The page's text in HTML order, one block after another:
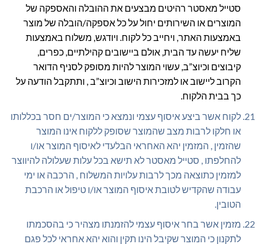
סטייל מאסטר רהיטים מבצעים את ההובלה והאספקה של
המוצרים או השירותים יחול על כל אספקה/הובלה של מוצר
באמצעות האתר, ויחייב כל לקוח. ויודגש, משלוח באמצעות
שליח יעשה עד הבית, אולם ביישובים קהילתיים, כפרים,
קיבוצים וכיוצ”ב, עשוי המוצר להיות מסופק לסניף הדואר
הקרוב ליישוב או למזכירות הישוב וכיוצ”ב , ותתקבל הודעה על
כך בבית הלקוח.
לקוח אשר ביצע איסוף עצמי ונמצא כי המוצר/ים חסר בכללותו
או חלקו לרבות מצב שהמוצר שסופק ללקוח אינו המוצר
שהזמין , המזמין יהא האחראי הבלעדי לאיסוף המוצר או/ו
להחלפתו , סטייל מאסטר לא תישא בכל עלות שעלולה להיווצר
למזמין כתוצאה מכך לרבות עלויות המשלוח , הרכבה או ימי
עבודה שהקדיש לטובת איסוף המוצר או/ו טיפול או הרכבת
הטובין.
מזמין אשר בחר איסוף עצמי להזמנתו מצהיר כי בהסכמתו
לתקנון כי המוצר שקיבל הינו תקין והוא יהא אחראי לכל פגם